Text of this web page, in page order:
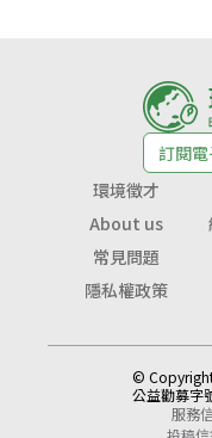
訂閱
環境徵才
About us
常見問題
隱私權政策
©
公益勸募字
服務